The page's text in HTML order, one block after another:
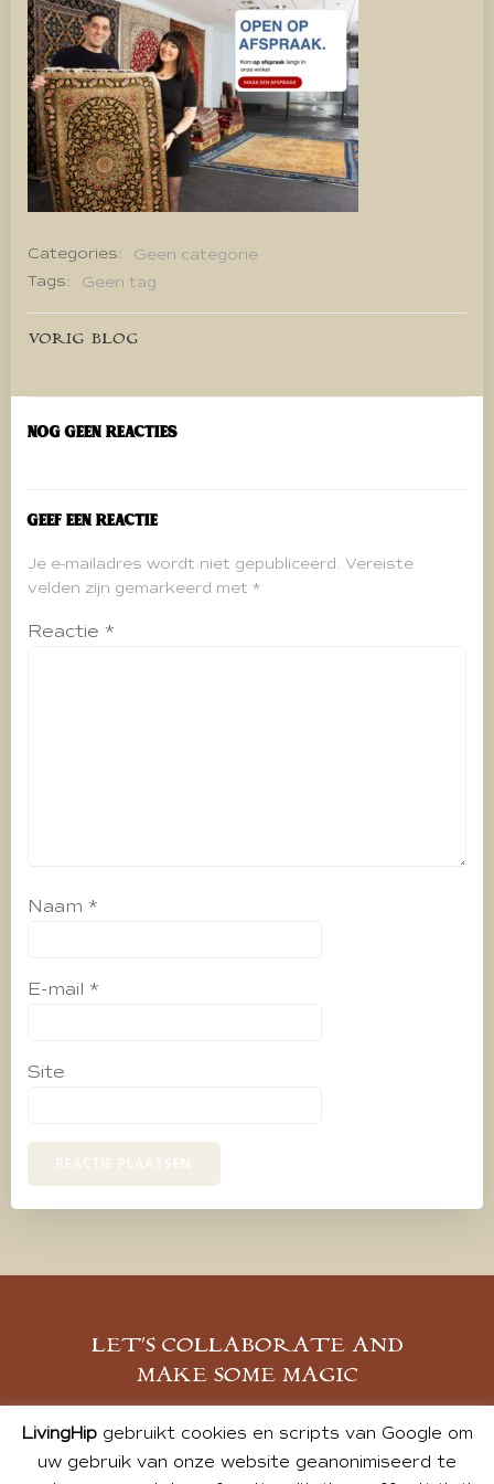
Categories:
Geen categorie
Tags:
Geen tag
Bericht
navigatie
VORIG BLOG
Nog geen reacties
Geef een reactie
Je e-mailadres wordt niet gepubliceerd. Vereiste
velden zijn gemarkeerd met *
Reactie *
Naam *
E-mail *
Site
LET’S COLLABORATE AND
MAKE SOME MAGIC
MELD JE AAN
LivingHipgebruikt cookies en scripts van Google om
uw gebruik van onze website geanonimiseerd te